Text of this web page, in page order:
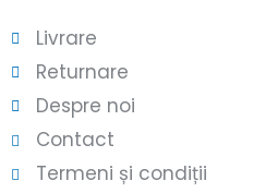
Livrare
Returnare
Despre noi
Contact
Termeni și condiții